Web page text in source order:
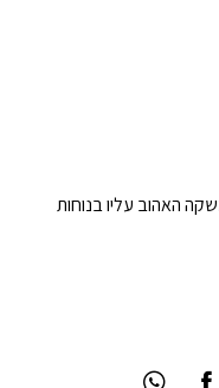
האהוב עליו בנוחות